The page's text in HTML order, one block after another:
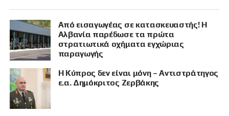
Από εισαγωγέας σε κατασκευαστής! Η
Αλβανία παρέδωσε τα πρώτα
στρατιωτικά οχήματα εγχώριας
παραγωγής
Η Κύπρος δεν είναι μόνη – Αντιστράτηγος
ε.α. Δημόκριτος Ζερβάκης